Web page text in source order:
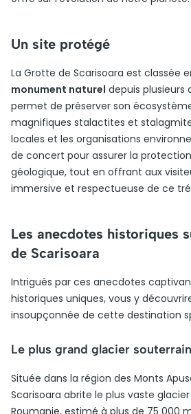
Un site protégé
La Grotte de Scarisoara est classée
monument naturel depuis plusieurs
permet de préserver son
magnifiques stalactites et
locales et les organisations
de concert pour assurer la
géologique, tout en offrant aux
immersive et respectueuse de ce
Les anecdotes historiques
de Scarisoara
Intrigués par ces anecdotes
historiques uniques, vous y
insoupçonnée de cette destination
Le plus grand glacier souterrain
Située dans la région des Monts
Scarisoara abrite le plus vaste
Roumanie, estimé à plus de 75 000